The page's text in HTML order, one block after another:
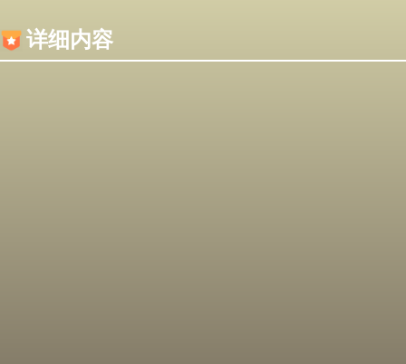
详细内容